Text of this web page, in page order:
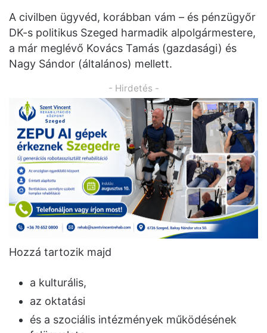
A civilben ügyvéd, korábban vám – és pénzügyőr
DK-s politikus Szeged harmadik alpolgármestere,
a már meglévő Kovács Tamás (gazdasági) és
Nagy Sándor (általános) mellett.
- Hirdetés -
Hozzá tartozik majd
a kulturális,
az oktatási
és a szociális intézmények működésének